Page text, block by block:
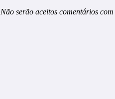
Não serão aceitos comentários